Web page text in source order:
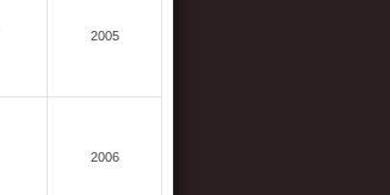
2005
2006